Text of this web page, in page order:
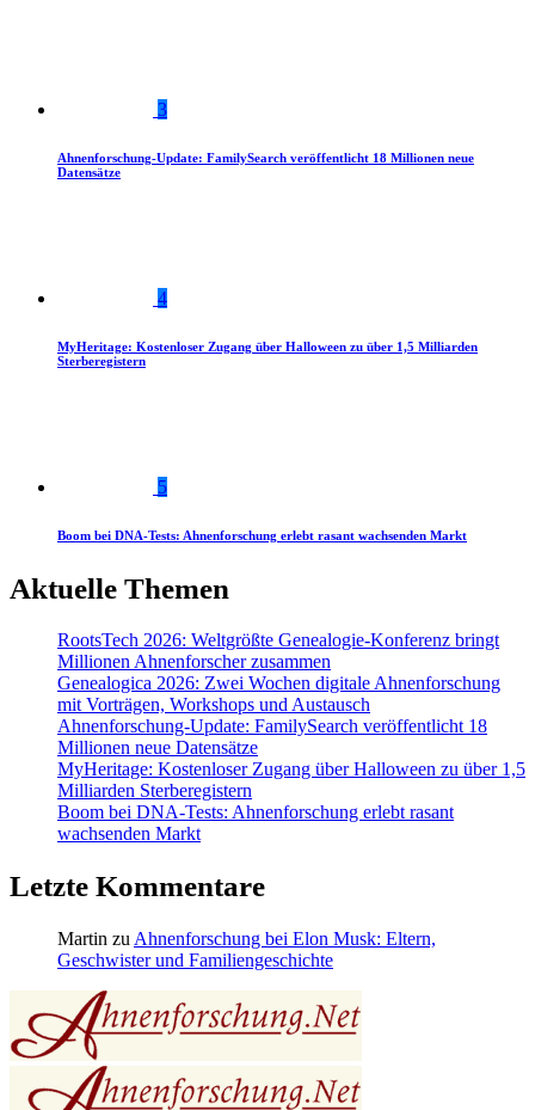
3
Ahnenforschung-Update: FamilySearch veröffentlicht 18 Millionen neue
Datensätze
4
MyHeritage: Kostenloser Zugang über Halloween zu über 1,5 Milliarden
Sterberegistern
5
Boom bei DNA-Tests: Ahnenforschung erlebt rasant wachsenden Markt
Aktuelle Themen
RootsTech 2026: Weltgrößte Genealogie-Konferenz bringt
Millionen Ahnenforscher zusammen
Genealogica 2026: Zwei Wochen digitale Ahnenforschung
mit Vorträgen, Workshops und Austausch
Ahnenforschung-Update: FamilySearch veröffentlicht 18
Millionen neue Datensätze
MyHeritage: Kostenloser Zugang über Halloween zu über 1,5
Milliarden Sterberegistern
Boom bei DNA-Tests: Ahnenforschung erlebt rasant
wachsenden Markt
Letzte Kommentare
Martin zu Ahnenforschung bei Elon Musk: Eltern,
Geschwister und Familiengeschichte